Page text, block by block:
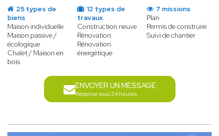
25 types de
biens
Maison individuelle
Maison passive /
écologique
Chalet / Maison en
bois
12 types de
travaux
Construction neuve
Rénovation
Rénovation
énergétique
7 missions
Plan
Permis de construire
Suivi de chantier
ENVOYER UN MESSAGE
Réponse sous 24 heures